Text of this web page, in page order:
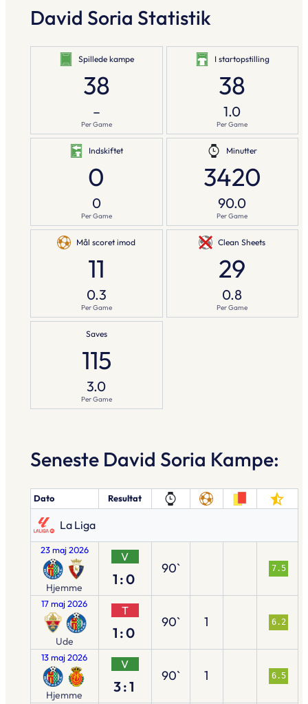
David Soria Statistik
Spillede kampe
38
–
Per Game
I startopstilling
38
1.0
Per Game
Indskiftet
0
0
Per Game
Minutter
3420
90.0
Per Game
Mål scoret imod
11
0.3
Per Game
Clean Sheets
29
0.8
Per Game
Saves
115
3.0
Per Game
Seneste David Soria Kampe:
Dato Resultat
La Liga
23 maj 2026
Hjemme
V
1:0
90` 7.5
17 maj 2026
Ude
T
1:0
90` 1 6.2
13 maj 2026
Hjemme
V
3:1
90` 1 6.5